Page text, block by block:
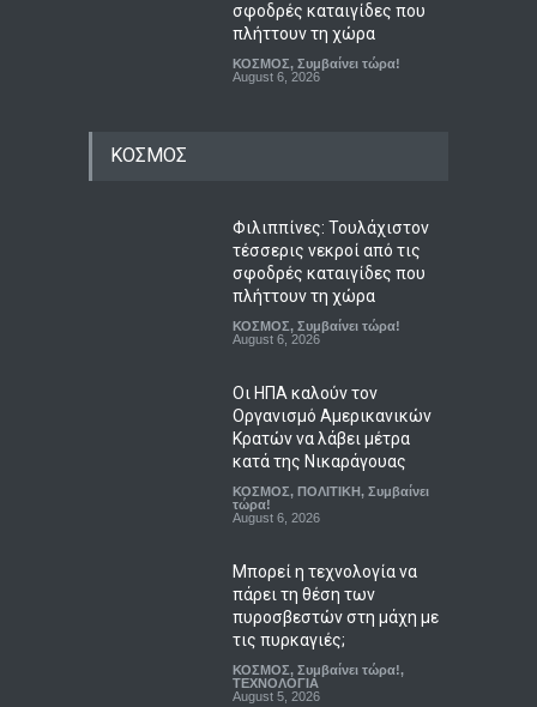
σφοδρές καταιγίδες που
πλήττουν τη χώρα
ΚΟΣΜΟΣ, Συμβαίνει τώρα!
August 6, 2026
ΚΟΣΜΟΣ
Φιλιππίνες: Τουλάχιστον
τέσσερις νεκροί από τις
σφοδρές καταιγίδες που
πλήττουν τη χώρα
ΚΟΣΜΟΣ, Συμβαίνει τώρα!
August 6, 2026
Οι ΗΠΑ καλούν τον
Οργανισμό Αμερικανικών
Κρατών να λάβει μέτρα
κατά της Νικαράγουας
ΚΟΣΜΟΣ, ΠΟΛΙΤΙΚΗ, Συμβαίνει
τώρα!
August 6, 2026
Μπορεί η τεχνολογία να
πάρει τη θέση των
πυροσβεστών στη μάχη με
τις πυρκαγιές;
ΚΟΣΜΟΣ, Συμβαίνει τώρα!,
ΤΕΧΝΟΛΟΓΙΑ
August 5, 2026